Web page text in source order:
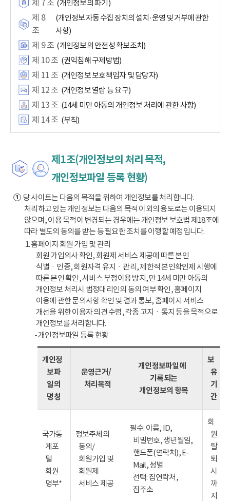
제 7 조 (개인정보의 파기)
제 8
조
(개인정보 자동 수집 장치의 설치·운영 및 거부에 관한
사항)
제 9 조 (개인정보의 안전성 확보조치)
제 10 조 (권익침해 구제방법)
제 11 조 (개인정보 보호책임자 및 담당자)
제 12 조 (개인정보 열람 등 요구)
제 13 조 (14세 미만 아동의 개인정보 처리에 관한 사항)
제 14 조 (부칙)
제1조(개인정보의 처리 목적,
개인정보파일 등록 현황)
①당 사이트는 다음의 목적을 위하여 개인정보를 처리합니다.
처리하고 있는 개인정보는 다음의 목적 이외의 용도로는 이용되지
않으며, 이용 목적이 변경되는 경우에는 개인정보 보호법 제18조에
따라 별도의 동의를 받는 등 필요한 조치를 이행할 예정입니다.
1. 홈페이지 회원 가입 및 관리
회원 가입의사 확인, 회원제 서비스 제공에 따른 본인
식별ㆍ인증, 회원자격 유지ㆍ관리, 제한적 본인확인제 시행에
따른 본인 확인, 서비스 부정이용 방지, 만 14세 미만 아동의
개인정보 처리시 법정대리인의 동의 여부 확인, 홈페이지
이용에 관한 문의사항 확인 및 결과 통보, 홈페이지 서비스
개선을 위한 이용자 의견 수렴, 각종 고지ㆍ통지 등을 목적으로
개인정보를 처리합니다.
- 개인정보파일 등록 현황
개인정
보파
일의
명칭
운영근거/
처리목적
개인정보파일에
기록되는
개인정보의 항목
보
유
기
간
국가통
계포
털
회원
명부*
정보주체의
동의/
회원가입 및
회원제
서비스 제공
필수: 이름, ID,
비밀번호, 생년월일,
핸드폰(연락처), E-
Mail, 성별
선택: 집연락처,
집주소
회
원
탈
퇴
시
까
지